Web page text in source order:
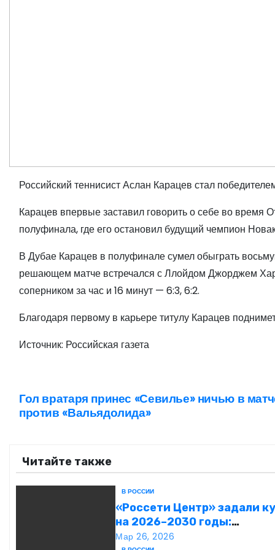
Российский теннисист Аслан Карацев стал
Карацев впервые заставил говорить о себе во время
полуфинала, где его остановил будущий чемпион
В Дубае Карацев в полуфинале сумел обыграть
решающем матче встречался с Ллойдом Джорджем
соперником за час и 16 минут — 6:3, 6:2.
Благодаря первому в карьере титулу Карацев
Источник: Российская газета
Н
в
и
Гол вратаря принес «Севилье» ничью в
против «Вальядолида»
Читайте также
В РОССИИ
«Россети Центр» задали
на 2026–2030 годы:
инвестиции в надежность и
Мар 26, 2026